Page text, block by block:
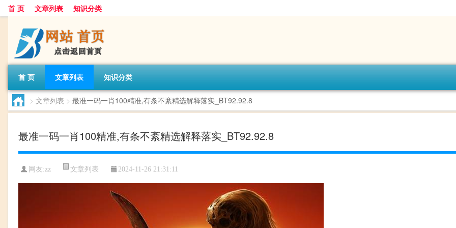
首 页 文章列表 知识分类
首 页 文章列表 知识分类
> 文章列表 > 最准一码一肖100精准,有条不紊精选解释落实_BT92.92.8
最准一码一肖100精准,有条不紊精选解释落实_BT92.92.8
网友:zz 文章列表 2024-11-26 21:31:11